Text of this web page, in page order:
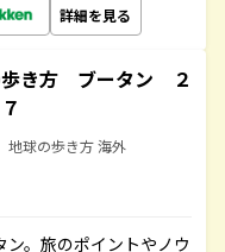
詳細を見る
き方 ブータン ２
地球の歩き方 海外
。旅のポイントやノウ